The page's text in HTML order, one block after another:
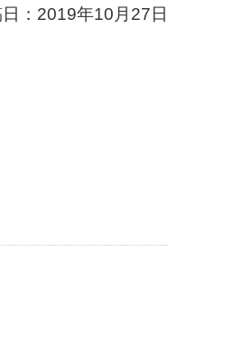
： 2019年10月27日